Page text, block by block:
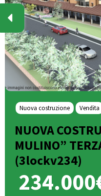
Nuova costruzione Vendita
NUOVA
MULINO”
(3lockv234)